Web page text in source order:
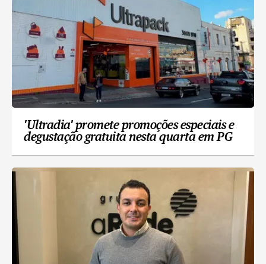
'Ultradia' promete promoções especiais e
degustação gratuita nesta quarta em PG